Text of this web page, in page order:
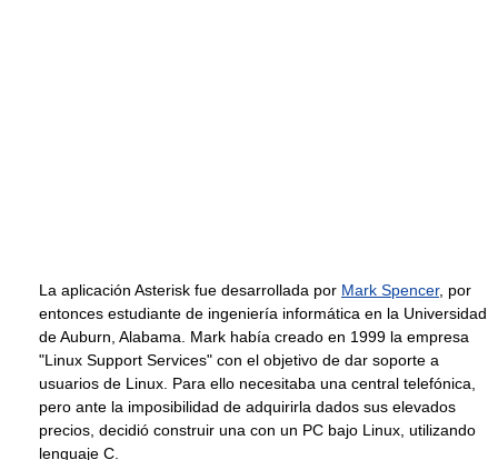
La aplicación Asterisk fue desarrollada por Mark Spencer, por
entonces estudiante de ingeniería informática en la Universidad
de Auburn, Alabama. Mark había creado en 1999 la empresa
"Linux Support Services" con el objetivo de dar soporte a
usuarios de Linux. Para ello necesitaba una central telefónica,
pero ante la imposibilidad de adquirirla dados sus elevados
precios, decidió construir una con un PC bajo Linux, utilizando
lenguaje C.